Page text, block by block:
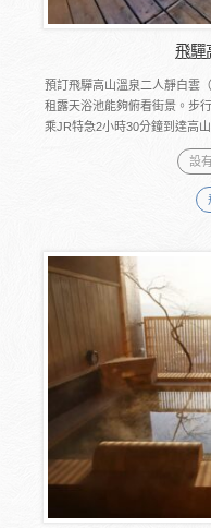
飛驒
預訂飛驒高山溫泉二人靜白雲
租露天浴池能夠俯看街景。步
乘JR特急2小時30分鐘到達高
設